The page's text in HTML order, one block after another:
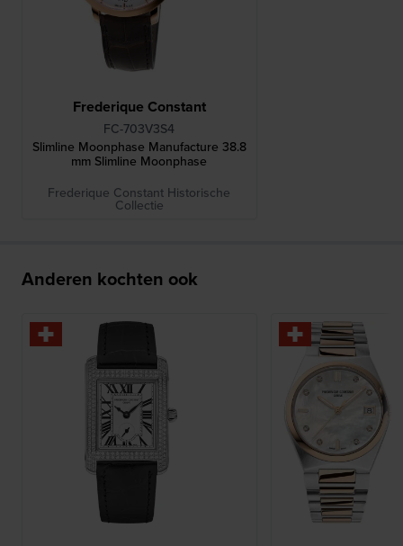
Frederique Constant
FC-703V3S4
Slimline Moonphase Manufacture 38.8
mm Slimline Moonphase
Frederique Constant Historische
Collectie
Anderen kochten ook